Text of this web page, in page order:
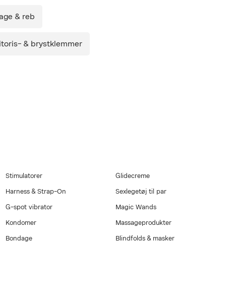
med i købet. Gælder
& reb
& brystklemmer
Stimulatorer Glidecreme
Harness & Strap-On Sexlegetøj til par
G-spot vibrator Magic Wands
Kondomer Massageprodukter
Bondage Blindfolds & masker